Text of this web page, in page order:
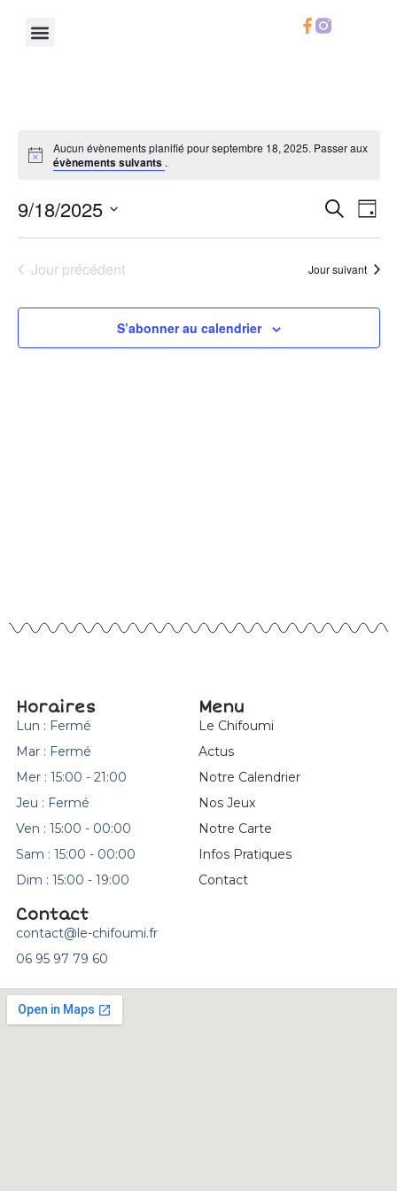
Aucun évènements planifié pour septembre 18, 2025. Passer aux
évènements suivants .
et
de
vues
Recherche
de
Jour
9/18/2025
une
Jour précédent Jour suivant
S’abonner au calendrier
Horaires
Lun : Fermé
Mar : Fermé
Mer : 15:00 - 21:00
Jeu : Fermé
Ven : 15:00 - 00:00
Sam : 15:00 - 00:00
Dim : 15:00 - 19:00
Menu
Le Chifoumi
Actus
Notre Calendrier
Nos Jeux
Notre Carte
Infos Pratiques
Contact
Contact
contact@le-chifoumi.fr
06 95 97 79 60